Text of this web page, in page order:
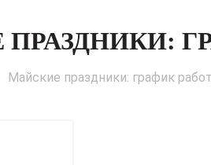
Майские праздники: график